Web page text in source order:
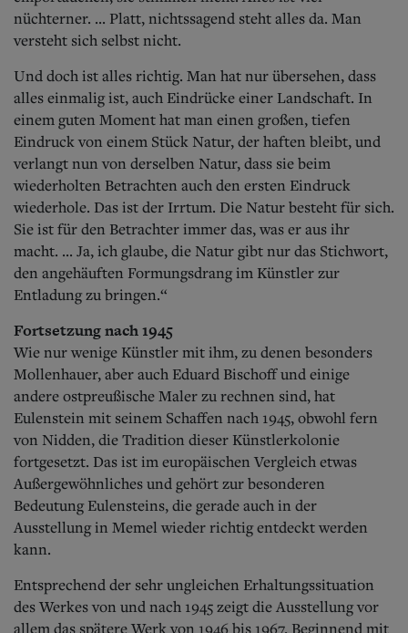
nüchterner. ... Platt, nichtssagend steht alles da. Man
versteht sich selbst nicht.
Und doch ist alles richtig. Man hat nur übersehen, dass
alles einmalig ist, auch Eindrücke einer Landschaft. In
einem guten Moment hat man einen großen, tiefen
Eindruck von einem Stück Natur, der haften bleibt, und
verlangt nun von derselben Natur, dass sie beim
wiederholten Betrachten auch den ersten Eindruck
wiederhole. Das ist der Irrtum. Die Natur besteht für sich.
Sie ist für den Betrachter immer das, was er aus ihr
macht. ... Ja, ich glaube, die Natur gibt nur das Stichwort,
den angehäuften Formungsdrang im Künstler zur
Entladung zu bringen.“
Fortsetzung nach 1945
Wie nur wenige Künstler mit ihm, zu denen besonders
Mollenhauer, aber auch Eduard Bischoff und einige
andere ostpreußische Maler zu rechnen sind, hat
Eulenstein mit seinem Schaffen nach 1945, obwohl fern
von Nidden, die Tradition dieser Künstlerkolonie
fortgesetzt. Das ist im europäischen Vergleich etwas
Außergewöhnliches und gehört zur besonderen
Bedeutung Eulensteins, die gerade auch in der
Ausstellung in Memel wieder richtig entdeckt werden
kann.
Entsprechend der sehr ungleichen Erhaltungssituation
des Werkes von und nach 1945 zeigt die Ausstellung vor
allem das spätere Werk von 1946 bis 1967. Beginnend mit